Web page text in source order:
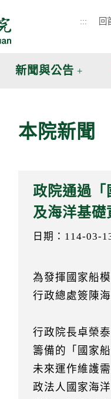
::: 回
新聞與公告
本院新聞
政院通過「
及海洋基礎
日期：114-03-
為發揮國家船
行政總處簽陳
行政院長卓榮
籌備的「國家
未來運作維護
政法人國家海